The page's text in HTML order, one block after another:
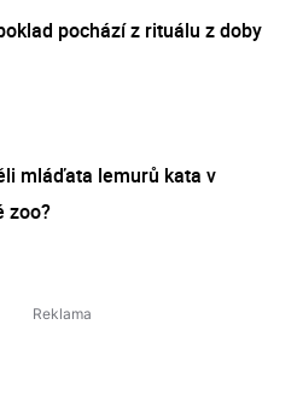
pochází z rituálu z doby
mláďata lemurů kata v
zoo?